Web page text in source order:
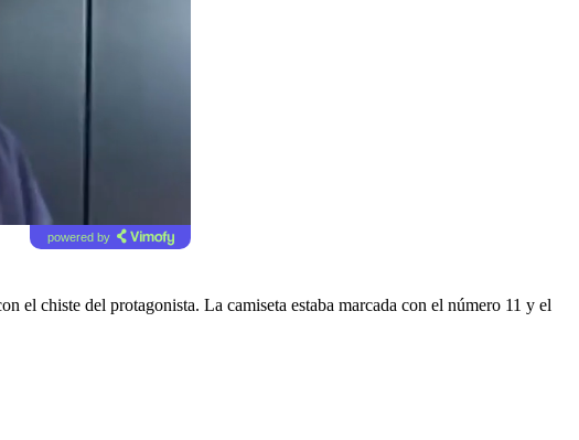
powered by
el chiste del protagonista. La camiseta estaba marcada con el número 11 y el